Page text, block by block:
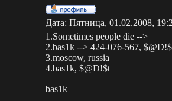
Дата: Пятница, 01.02.2008,
1.Sometimes people die -->
2.bas1k --> 424-076-567,
3.moscow, russia
4.bas1k, $@D!$t
bas1k